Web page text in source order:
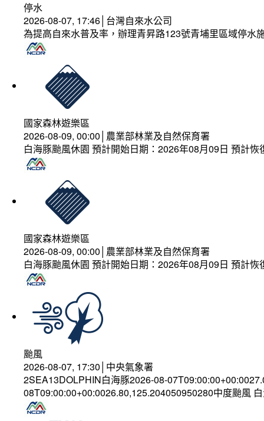
停水
2026-08-07, 17:46│台灣自來水公司
為提高自來水普及率，辦理青昇路123號青埔里區域停水
國家森林遊樂區
2026-08-09, 00:00│農業部林業及自然保育署
白海豚颱風休園 預計開始日期：2026年08月09日 預計
國家森林遊樂區
2026-08-09, 00:00│農業部林業及自然保育署
白海豚颱風休園 預計開始日期：2026年08月09日 預計
颱風
2026-08-07, 17:30│中央氣象署
2SEA13DOLPHIN白海豚2026-08-
08T09:00:00+00:0026.80,125.204050950280中度颱風